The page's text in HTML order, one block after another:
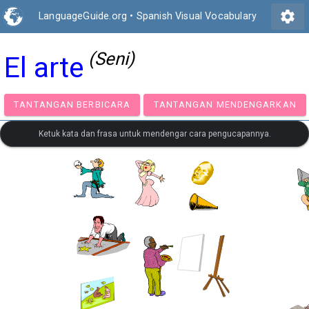
LanguageGuide.org • Spanish Visual Vocabulary settings
El arte (Seni)
TANTANGAN BERBICARA TANTANGAN
Ketuk kata dan frasa untuk mendengar cara pengucapannya.